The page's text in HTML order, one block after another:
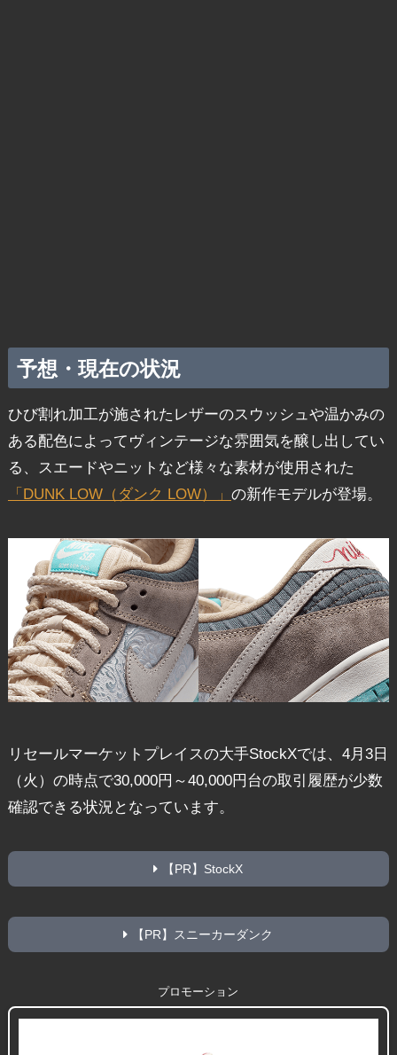
予想・現在の状況
ひび割れ加工が施されたレザーのスウッシュや温かみの
ある配色によってヴィンテージな雰囲気を醸し出してい
る、スエードやニットなど様々な素材が使用された
「DUNK LOW（ダンク LOW）」 の新作モデルが登場。
リセールマーケットプレイスの大手StockXでは、4月3日
（火）の時点で30,000円～40,000円台の取引履歴が少数
確認できる状況となっています。
【PR】StockX
【PR】スニーカーダンク
プロモーション